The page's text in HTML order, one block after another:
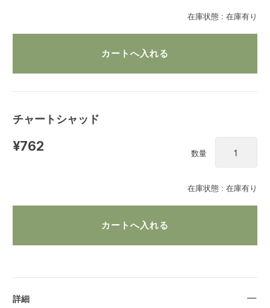
在庫状態 : 在庫有り
チャートシャッド
在庫状態 : 在庫有り
¥762 数量
詳細